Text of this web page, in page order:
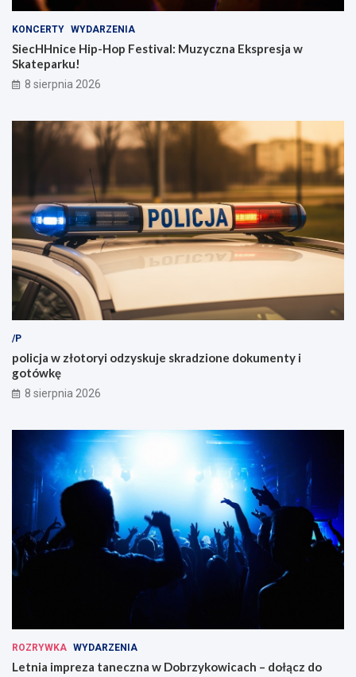
KONCERTY WYDARZENIA
SiecHHnice Hip-Hop Festival: Muzyczna Ekspresja w
Skateparku!
8 sierpnia 2026
/P
policja w złotoryi odzyskuje skradzione dokumenty i
gotówkę
8 sierpnia 2026
ROZRYWKA WYDARZENIA
Letnia impreza taneczna w Dobrzykowicach – dołącz do